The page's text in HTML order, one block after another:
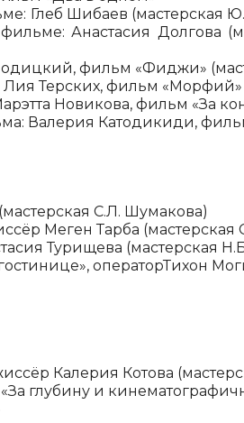
Глеб Шибаев (мастерская
Анастасия Долгова
фильм «Фиджи»
Лия Терских, фильм «Морфий»
Новикова, фильм «За
Валерия Катодикиди,
С.Л. Шумакова)
Меген Тарба
Турищева (мастерская
операторТихон
Калерия Котова
глубину и